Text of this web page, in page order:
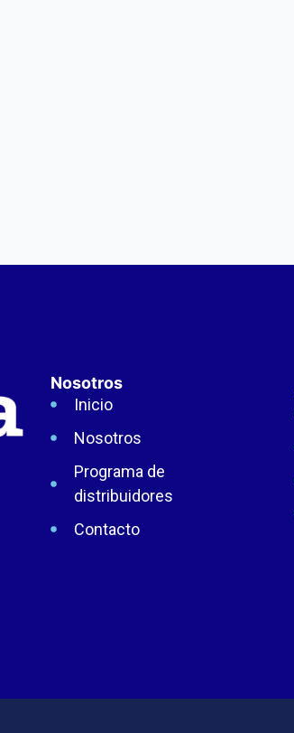
Nosotros
Inicio
Nosotros
Programa de
distribuidores
Contacto